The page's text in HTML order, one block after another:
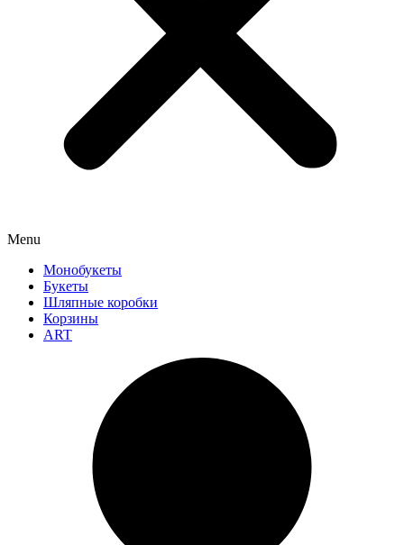
Menu
Монобукеты
Букеты
Шляпные коробки
Корзины
ART